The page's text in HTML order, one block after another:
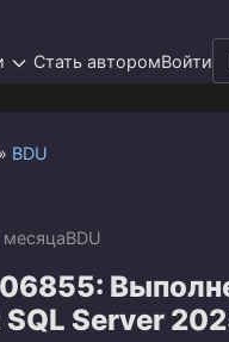
Стать авторомВойти
» BDU
месяцаBDU
Server